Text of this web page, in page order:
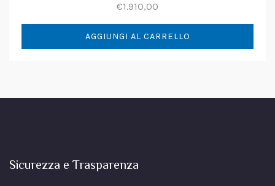
€1.910,00
AGGIUNGI AL CARRELLO
Sicurezza e Trasparenza